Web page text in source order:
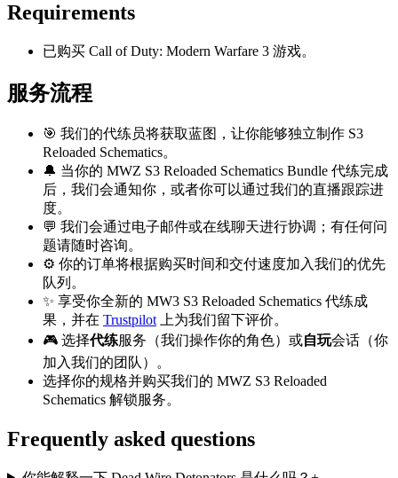
Requirements
已购买 Call of Duty: Modern Warfare 3 游戏。
服务流程
🎯 我们的代练员将获取蓝图，让你能够独立制作 S3
Reloaded Schematics。
🔔 当你的 MWZ S3 Reloaded Schematics Bundle 代练完成
后，我们会通知你，或者你可以通过我们的直播跟踪进
度。
💬 我们会通过电子邮件或在线聊天进行协调；有任何问
题请随时咨询。
⚙️ 你的订单将根据购买时间和交付速度加入我们的优先
队列。
✨ 享受你全新的 MW3 S3 Reloaded Schematics 代练成
果，并在 Trustpilot 上为我们留下评价。
🎮 选择代练服务（我们操作你的角色）或自玩会话（你
加入我们的团队）。
选择你的规格并购买我们的 MWZ S3 Reloaded
Schematics 解锁服务。
Frequently asked questions